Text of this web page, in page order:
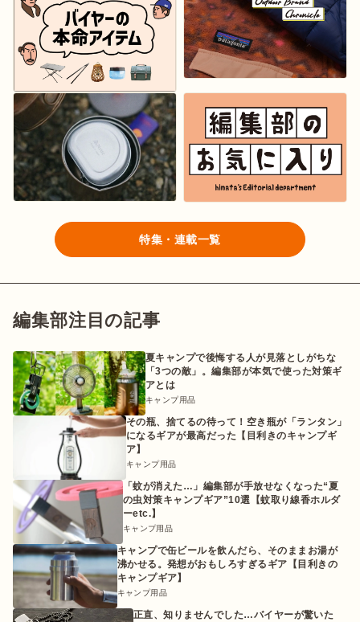
特集・連載一覧
編集部注目の記事
夏キャンプで後悔する人が見落としがちな
「3つの敵」。編集部が本気で使った対策ギ
アとは
キャンプ用品
その瓶、捨てるの待って！空き瓶が「ランタン」
になるギアが最高だった【目利きのキャンプギ
ア】
キャンプ用品
「蚊が消えた…」編集部が手放せなくなった“夏
の虫対策キャンプギア”10選【蚊取り線香ホルダ
ーetc.】
キャンプ用品
キャンプで缶ビールを飲んだら、そのままお湯が
沸かせる。発想がおもしろすぎるギア【目利きの
キャンプギア】
キャンプ用品
正直、知りませんでした…バイヤーが驚いた